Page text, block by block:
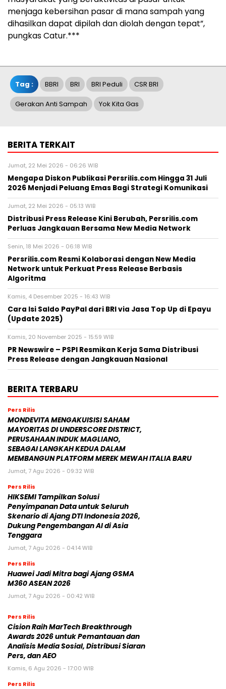
menjaga kebersihan pasar di mana sampah yang
dihasilkan dapat dipilah dan diolah dengan tepat”,
pungkas Catur.***
Tag : BBRI BRI BRI Peduli CSR BRI
Gerakan Anti Sampah Yok Kita Gas
BERITA TERKAIT
Jumat, 22 Mei 2026 - 06:26 WIB
Mengapa Diskon Publikasi Persrilis.com Hingga 31 Juli
2026 Menjadi Peluang Emas Bagi Strategi Komunikasi
Jumat, 22 Mei 2026 - 05:13 WIB
Distribusi Press Release Kini Berubah, Persrilis.com
Perluas Jangkauan Bersama New Media Network
Senin, 18 Mei 2026 - 06:18 WIB
Persrilis.com Resmi Kolaborasi dengan New Media
Network untuk Perkuat Press Release Berbasis
Algoritma
Kamis, 4 Desember 2025 - 16:43 WIB
Cara Isi Saldo PayPal dari BRI via Jasa Top Up di Epayu
(Update 2025)
Kamis, 20 November 2025 - 15:59 WIB
PR Newswire – PSPI Resmikan Kerja Sama Distribusi
Press Release dengan Jangkauan Nasional
BERITA TERBARU
Pers Rilis
MONDEVITA MENGAKUISISI SAHAM
MAYORITAS DI UNDERSCORE DISTRICT,
PERUSAHAAN INDUK MAGLIANO,
SEBAGAI LANGKAH KEDUA DALAM
MEMBANGUN PLATFORM MEREK MEWAH ITALIA BARU
Jumat, 7 Agu 2026 - 09:32 WIB
Pers Rilis
HIKSEMI Tampilkan Solusi
Penyimpanan Data untuk Seluruh
Skenario di Ajang DTI Indonesia 2026,
Dukung Pengembangan AI di Asia
Tenggara
Jumat, 7 Agu 2026 - 04:14 WIB
Pers Rilis
Huawei Jadi Mitra bagi Ajang GSMA
M360 ASEAN 2026
Jumat, 7 Agu 2026 - 00:42 WIB
Pers Rilis
Cision Raih MarTech Breakthrough
Awards 2026 untuk Pemantauan dan
Analisis Media Sosial, Distribusi Siaran
Pers, dan AEO
Kamis, 6 Agu 2026 - 17:00 WIB
Pers Rilis